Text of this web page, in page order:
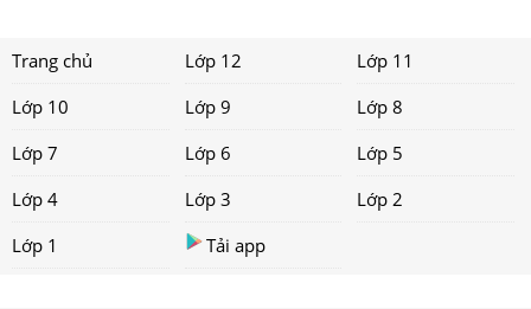
Trang chủ Lớp 12
Lớp 11
Lớp 10
Lớp 9
Lớp 8
Lớp 7
Lớp 6
Lớp 5
Lớp 4
Lớp 3
Lớp 2
Lớp 1
Tải app